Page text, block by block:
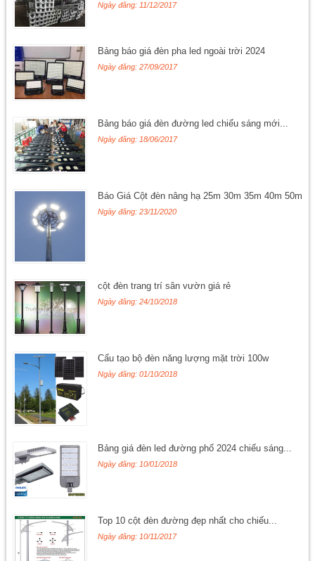
Ngày đăng: 11/12/2017
Bảng báo giá đèn pha led ngoài trời 2024
Ngày đăng: 27/09/2017
Bảng báo giá đèn đường led chiếu sáng mới...
Ngày đăng: 18/06/2017
Báo Giá Cột đèn nâng hạ 25m 30m 35m 40m 50m
Ngày đăng: 23/11/2020
cột đèn trang trí sân vườn giá rẻ
Ngày đăng: 24/10/2018
Cấu tạo bộ đèn năng lượng mặt trời 100w
Ngày đăng: 01/10/2018
Bảng giá đèn led đường phố 2024 chiếu sáng...
Ngày đăng: 10/01/2018
Top 10 cột đèn đường đẹp nhất cho chiếu...
Ngày đăng: 10/11/2017